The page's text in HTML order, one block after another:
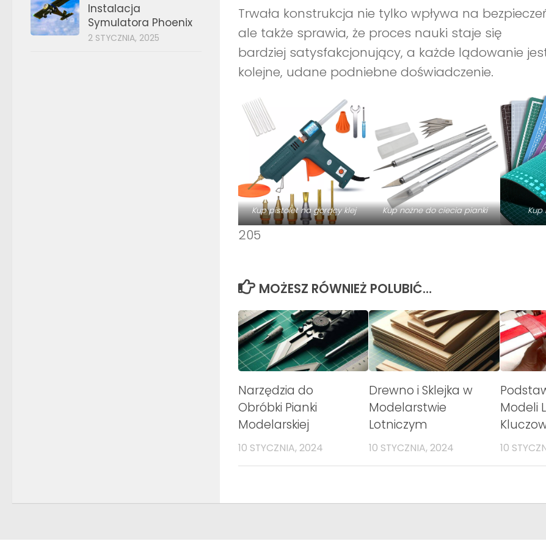
Trwała konstrukcja nie tylko wpływa na
ale także sprawia, że proces nauki staje się
bardziej satysfakcjonujący, a każde lądowanie
kolejne, udane podniebne doświadczenie.
Kup pistolet na gorący klej Kup nożne do ciecia pianki Kup
205
MOŻESZ RÓWNIEŻ POLUBIĆ…
Narzędzia do
Obróbki Pianki
Modelarskiej
10 STYCZNIA, 2024
Drewno i Sklejka w
Modelarstwie
Lotniczym
10 STYCZNIA, 2024
Modeli
10
Instalacja
Symulatora Phoenix
2 STYCZNIA, 2025